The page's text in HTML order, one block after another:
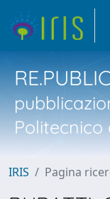
Politecnico
IRIS Pagina